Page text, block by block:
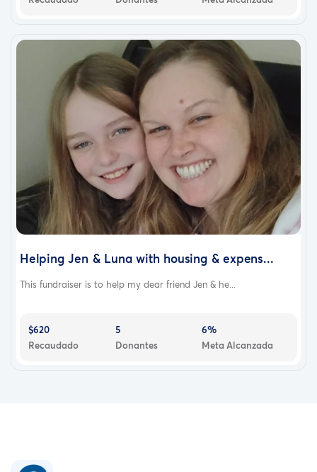
Helping Jen & Luna with housing & expens...
This fundraiser is to help my dear friend Jen & he...
$620
Recaudado
5
Donantes
6%
Meta Alcanzada